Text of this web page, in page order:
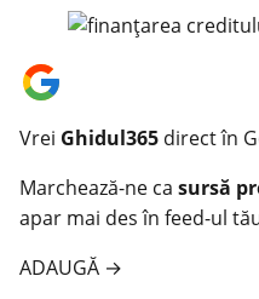
Vrei Ghidul365 direct în
Marchează-ne ca sursă
apar mai des în feed-ul
ADAUGĂ →